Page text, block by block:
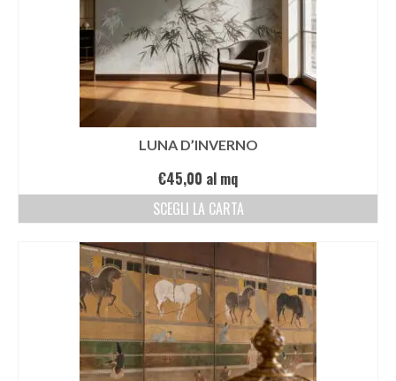
LUNA D’INVERNO
€45,00 al mq
SCEGLI LA CARTA